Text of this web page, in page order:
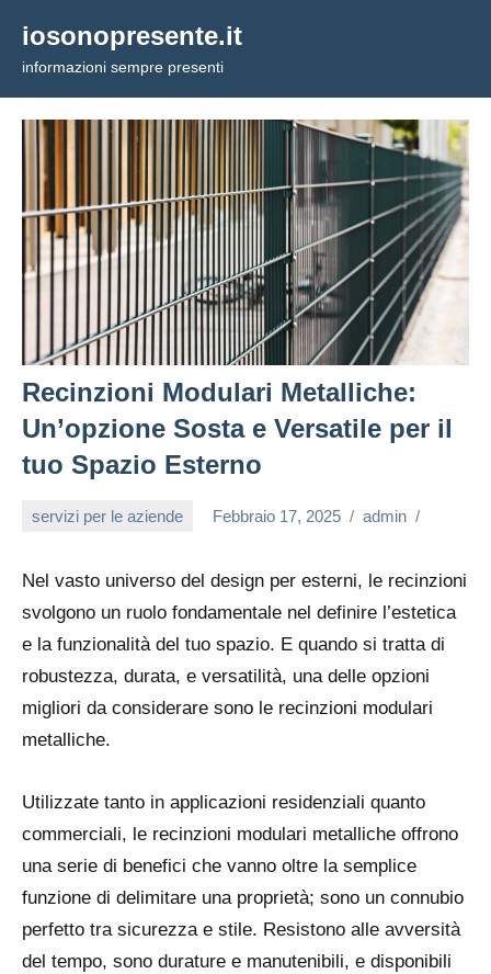
contenuto
iosonopresente.it
informazioni sempre presenti
Recinzioni Modulari Metalliche:
Un’opzione Sosta e Versatile per il
tuo Spazio Esterno
servizi per le aziende Febbraio 17, 2025 admin
Nel vasto universo del design per esterni, le recinzioni
svolgono un ruolo fondamentale nel definire l’estetica
e la funzionalità del tuo spazio. E quando si tratta di
robustezza, durata, e versatilità, una delle opzioni
migliori da considerare sono le recinzioni modulari
metalliche.
Utilizzate tanto in applicazioni residenziali quanto
commerciali, le recinzioni modulari metalliche offrono
una serie di benefici che vanno oltre la semplice
funzione di delimitare una proprietà; sono un connubio
perfetto tra sicurezza e stile. Resistono alle avversità
del tempo, sono durature e manutenibili, e disponibili